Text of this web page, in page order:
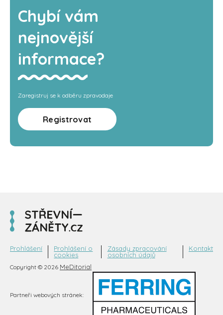
Chybí vám
nejnovější
informace?
Zaregistruj se k odběru zpravodaje
Registrovat
Copyright © 2026 MeDitorial
Prohlášení
Prohlášení o
cookies
Zásady zpracování
osobních údajů
Kontakt
Partneři webových stránek: